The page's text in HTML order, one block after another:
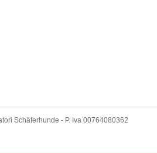
Schäferhunde - P. Iva 00764080362